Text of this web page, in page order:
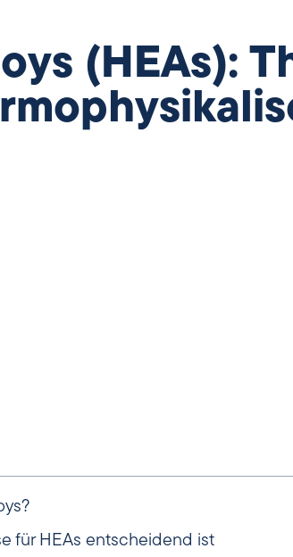
(HEAs):
für HEAs entscheidend ist